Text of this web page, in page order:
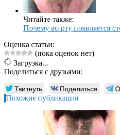
Читайте также:
Почему во рту появляется
Оценка статьи:
(пока оценок нет)
Загрузка...
Поделиться с друзьями:
Твитнуть Поделиться
Похожие публикации